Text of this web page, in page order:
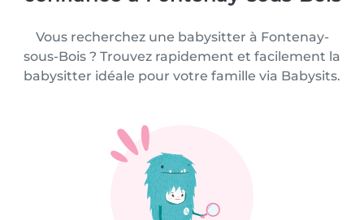
Vous recherchez une babysitter à Fontenay-
sous-Bois ? Trouvez rapidement et facilement la
babysitter idéale pour votre famille via Babysits.